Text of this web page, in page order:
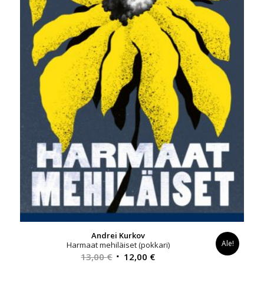
Andrei Kurkov
Harmaat mehiläiset (pokkari)
13,00€ Alkuperäinen
12,00 €Nykyinen
Ale!